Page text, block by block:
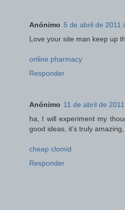
Anónimo 5 de abril de 2011
Love your site man keep up
online pharmacy
Responder
Anónimo 11 de abril de
ha, I will experiment my
good ideas, it’s truly amazing,
cheap clomid
Responder